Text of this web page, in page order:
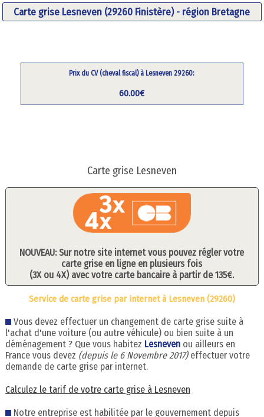
Carte grise Lesneven (29260 Finistère) - région Bretagne
Prix du CV (cheval fiscal) à Lesneven 29260:
60.00€
Carte grise Lesneven
NOUVEAU: Sur notre site internet vous pouvez régler votre
carte grise en ligne en plusieurs fois
(3X ou 4X) avec votre carte bancaire à partir de 135€.
Service de carte grise par internet à Lesneven (29260)
Vous devez effectuer un changement de carte grise suite à
l'achat d'une voiture (ou autre véhicule) ou bien suite à un
déménagement ? Que vous habitez Lesneven ou ailleurs en
France vous devez (depuis le 6 Novembre 2017)effectuer votre
demande de carte grise par internet.
Calculez le tarif de votre carte grise à Lesneven
Notre entreprise est habilitée par le gouvernement depuis